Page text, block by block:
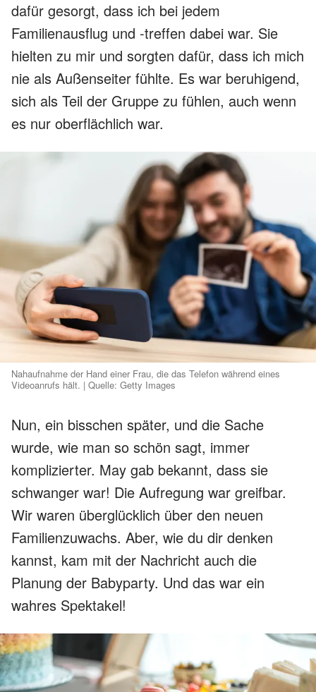
dafür gesorgt, dass ich bei jedem
Familienausflug und -treffen dabei war. Sie
hielten zu mir und sorgten dafür, dass ich mich
nie als Außenseiter fühlte. Es war beruhigend,
sich als Teil der Gruppe zu fühlen, auch wenn
es nur oberflächlich war.
Nahaufnahme der Hand einer Frau, die das Telefon während eines
Videoanrufs hält. | Quelle: Getty Images
Nun, ein bisschen später, und die Sache
wurde, wie man so schön sagt, immer
komplizierter. May gab bekannt, dass sie
schwanger war! Die Aufregung war greifbar.
Wir waren überglücklich über den neuen
Familienzuwachs. Aber, wie du dir denken
kannst, kam mit der Nachricht auch die
Planung der Babyparty. Und das war ein
wahres Spektakel!